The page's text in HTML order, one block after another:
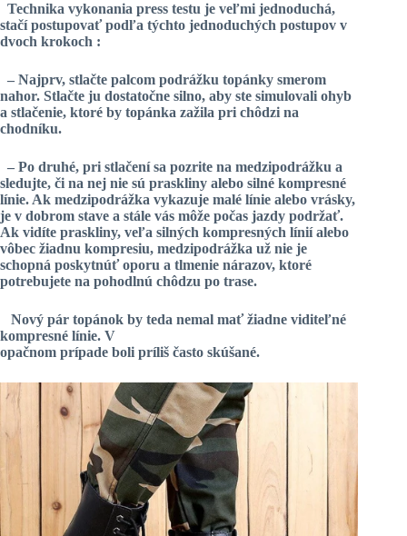
Technika vykonania press testu je veľmi jednoduchá,
stačí postupovať podľa týchto jednoduchých postupov v
dvoch krokoch :
– Najprv, stlačte palcom podrážku topánky smerom
nahor. Stlačte ju dostatočne silno, aby ste simulovali ohyb
a stlačenie, ktoré by topánka zažila pri chôdzi na
chodníku.
– Po druhé, pri stlačení sa pozrite na medzipodrážku a
sledujte, či na nej nie sú praskliny alebo silné kompresné
línie. Ak medzipodrážka vykazuje malé línie alebo vrásky,
je v dobrom stave a stále vás môže počas jazdy podržať.
Ak vidíte praskliny, veľa silných kompresných línií alebo
vôbec žiadnu kompresiu, medzipodrážka už nie je
schopná poskytnúť oporu a tlmenie nárazov, ktoré
potrebujete na pohodlnú chôdzu po trase.
Nový pár topánok by teda nemal mať žiadne viditeľné
kompresné línie. V
opačnom prípade boli príliš často skúšané.